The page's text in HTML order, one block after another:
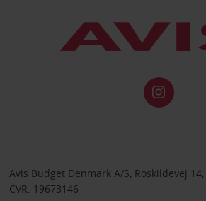
Avis Budget Denmark A/S, Roskildevej
CVR: 19673146